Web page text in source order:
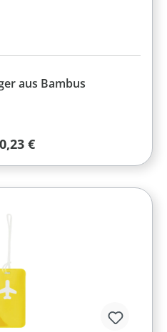
aus Bambus
Preis:
0,23 €